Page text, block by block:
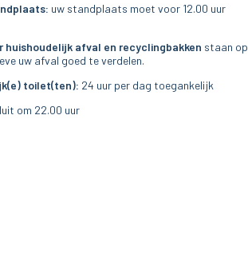
uw standplaats moet voor 12.00 uur
huishoudelijk afval en recyclingbakken staan op
uw afval goed te verdelen.
toilet(ten): 24 uur per dag toegankelijk
om 22.00 uur